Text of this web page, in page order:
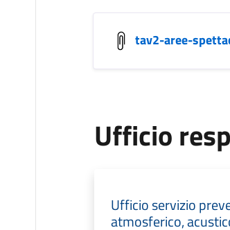
tav2-aree-
Ufficio
Ufficio servizio
atmosferico,